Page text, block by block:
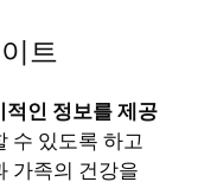
트
적인 정보를 제공
수 있도록 하고
가족의 건강을